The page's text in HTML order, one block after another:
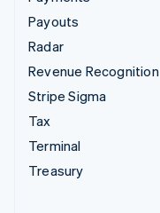
Payouts
Radar
Revenue Recognition
Stripe Sigma
Tax
Terminal
Treasury